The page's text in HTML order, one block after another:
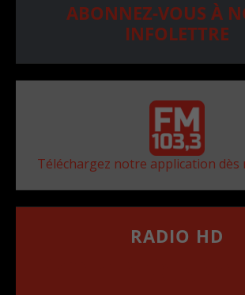
ABONNEZ-VOUS À
INFOLETTRE
Téléchargez notre application dès
RADIO HD